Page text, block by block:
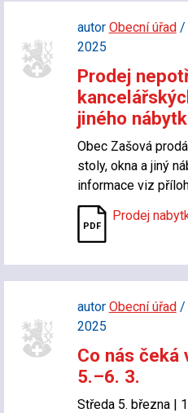
autor Obecní úřad/
2025
Prodej
jiného
Obec Zašová
stoly, okna a jiný
informace viz
Prodej
autor Obecní úřad/
2025
Co nás čeká
5.–6. 3.
Středa 5. března |